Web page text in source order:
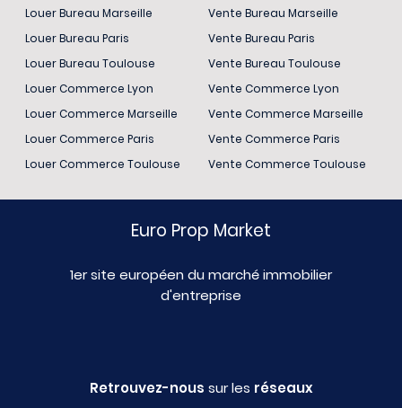
Louer Bureau Marseille
Louer Bureau Paris
Louer Bureau Toulouse
Louer Commerce Lyon
Louer Commerce Marseille
Louer Commerce Paris
Louer Commerce Toulouse
Vente Bureau Marseille
Vente Bureau Paris
Vente Bureau Toulouse
Vente Commerce Lyon
Vente Commerce Marseille
Vente Commerce Paris
Vente Commerce Toulouse
Euro Prop Market
1er site européen du marché immobilier
d'entreprise
Retrouvez-nous sur les réseaux